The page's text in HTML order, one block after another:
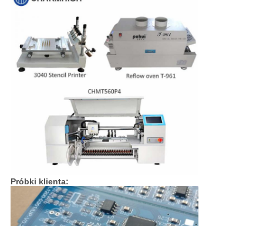
Próbki klienta: